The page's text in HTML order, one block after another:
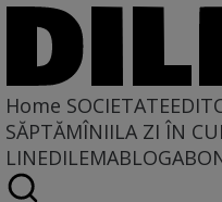
Home SOCIETATE
SĂPTĂMÎNIILA ZI ÎN
LINEDILEMABLOG